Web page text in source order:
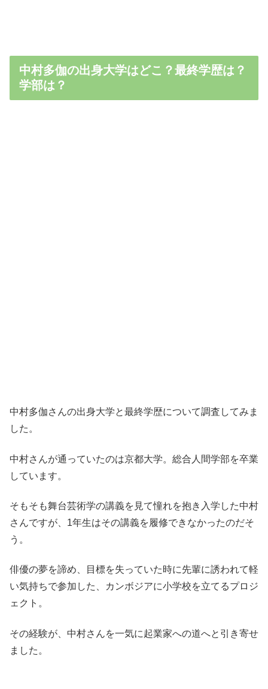
中村多伽の出身大学はどこ？最終学歴は？
学部は？
中村多伽さんの出身大学と最終学歴について調査してみま
した。
中村さんが通っていたのは京都大学。総合人間学部を卒業
しています。
そもそも舞台芸術学の講義を見て憧れを抱き入学した中村
さんですが、1年生はその講義を履修できなかったのだそ
う。
俳優の夢を諦め、目標を失っていた時に先輩に誘われて軽
い気持ちで参加した、カンボジアに小学校を立てるプロジ
ェクト。
その経験が、中村さんを一気に起業家への道へと引き寄せ
ました。